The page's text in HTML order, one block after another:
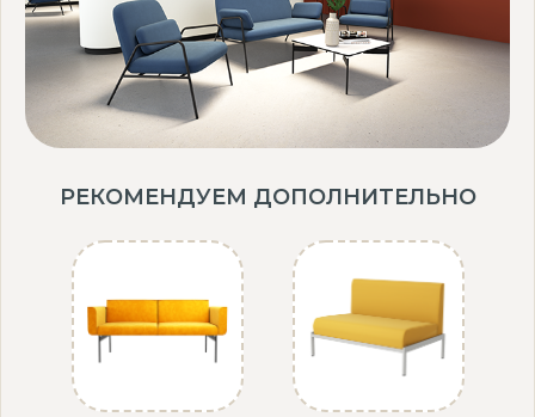
РЕКОМЕНДУЕМ ДОПОЛНИТЕЛЬНО